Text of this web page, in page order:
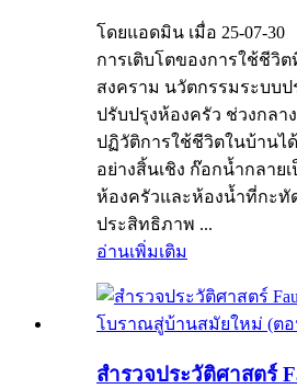
โดยแอดมิน เมื่อ 25-07-30
การเติบโตของการใช้ชีวิ
สงคราม นวัตกรรมระบบป
ปรับปรุงห้องครัว ช่วงกลา
ปฏิวัติการใช้ชีวิตในบ้านไ
อย่างสิ้นเชิง ก๊อกน้ำกลาย
ห้องครัวและห้องน้ำที่กะทั
ประสิทธิภาพ ...
อ่านเพิ่มเติม
สำรวจประวัติศาสตร์